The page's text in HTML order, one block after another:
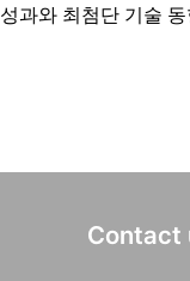
성과와 최첨단 기술
Contact